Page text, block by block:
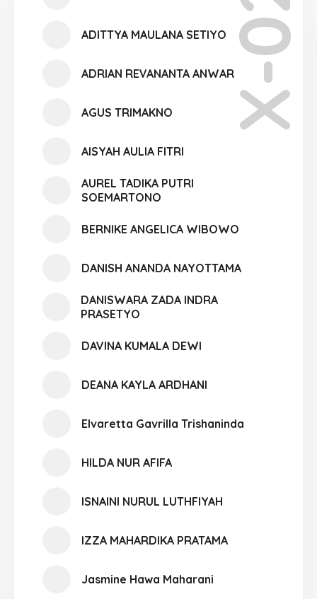
X-02
ADITTYA MAULANA SETIYO
ADRIAN REVANANTA ANWAR
AGUS TRIMAKNO
AISYAH AULIA FITRI
AUREL TADIKA PUTRI
SOEMARTONO
BERNIKE ANGELICA WIBOWO
DANISH ANANDA NAYOTTAMA
DANISWARA ZADA INDRA
PRASETYO
DAVINA KUMALA DEWI
DEANA KAYLA ARDHANI
Elvaretta Gavrilla Trishaninda
HILDA NUR AFIFA
ISNAINI NURUL LUTHFIYAH
IZZA MAHARDIKA PRATAMA
Jasmine Hawa Maharani